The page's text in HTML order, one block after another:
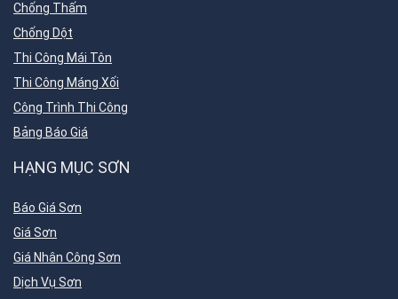
Chống Thấm
Chống Dột
Thi Công Mái Tôn
Thi Công Máng Xối
Công Trình Thi Công
Bảng Báo Giá
HẠNG MỤC SƠN
Báo Giá Sơn
Giá Sơn
Giá Nhân Công Sơn
Dịch Vụ Sơn